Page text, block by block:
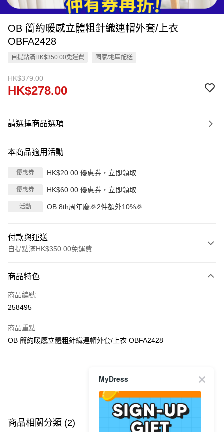
OB 簡約暖感立體粗針織連帽外套/上衣
OBFA2428
自提點滿HK$350.00免運費 國家/地區配送
HK$379.00
HK$278.00
請選擇商品選項
本商品適用活動
優惠券 HK$20.00 優惠券，立即領取
優惠券 HK$60.00 優惠券，立即領取
活動 OB 8th周年慶🎉2件額外10%🎉
付款與運送
自提點滿HK$350.00免運費
信用卡
Apple Pay
PayMe
每筆HK$40.00，滿HK$350.00或以上免運費
付款後順豐站及營業點
商品特色
商品編號
258495
商品重點
OB 簡約暖感立體粗針織連帽外套/上衣 OBFA2428
商品推薦
商品相關分類 (2)
MyDress